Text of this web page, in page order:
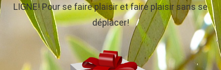
LIGNE! Pour se faire plaisir et faire plaisir sans se
déplacer!